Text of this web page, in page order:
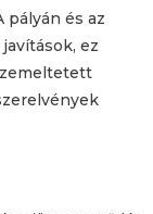
pályán és az
ez